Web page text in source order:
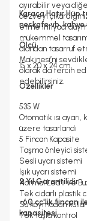
ayırabilir veya
cezveyi
etme ihtiyacı
mükemmel
alandan tasarruf
Makinesi’ni
olarak da tercih
edebilirsiniz.
Karaca Hatır Hüp
neskafe vb. kahve
Ölçü
15 x 20 x 24 cm
Özellikler
535 W
Otomatik ısı
üzere tasarlandı
5 Fincan Kapasite
Taşma önleyici
Sesli uyarı sistemi
Işık uyarı sistemi
Normal Led'li ve
Tek cidarlı plastik
Su koymadan
Tek tuşla kontrol
2 Yıl Garantilidir.
-60 cc'lik fincan
kapasitesi